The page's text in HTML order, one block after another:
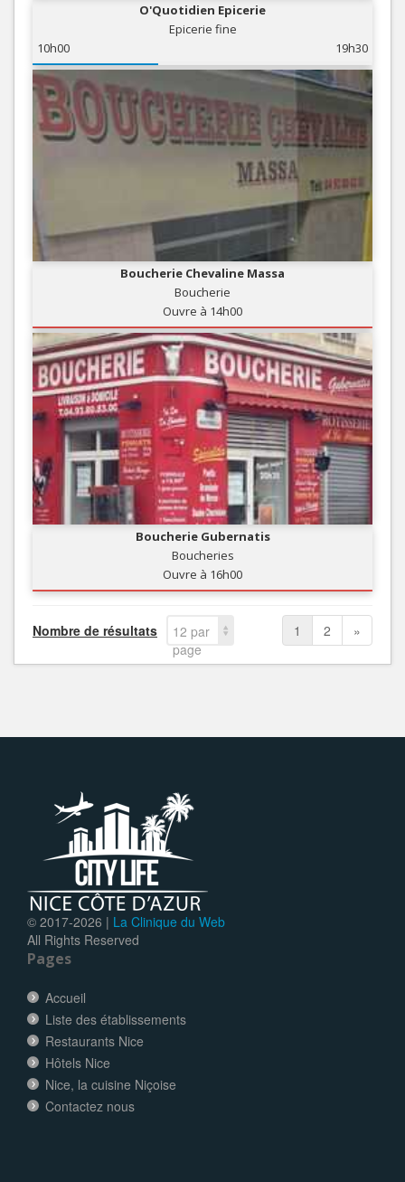
O'Quotidien Epicerie
Epicerie fine
10h00
19h30
Boucherie Chevaline Massa
Boucherie
Ouvre à 14h00
Boucherie Gubernatis
Boucheries
Ouvre à 16h00
Nombre de résultats
12 par
page
1 2 »
© 2017-2026 | La Clinique du Web
All Rights Reserved
Pages
Accueil
Liste des établissements
Restaurants Nice
Hôtels Nice
Nice, la cuisine Niçoise
Contactez nous